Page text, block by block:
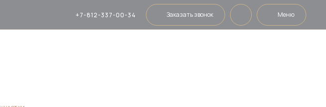
+7-812-337-00-34 Меню
Заказать звонок